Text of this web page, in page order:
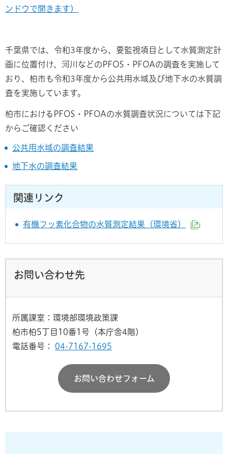
ンドウで開きます）
千葉県では、令和3年度から、要監視項目として水質測定計
画に位置付け、河川などのPFOS・PFOAの調査を実施して
おり、柏市も令和3年度から公共用水域及び地下水の水質調
査を実施しています。
柏市におけるPFOS・PFOAの水質調査状況については下記
からご確認ください
公共用水域の調査結果
地下水の調査結果
関連リンク
有機フッ素化合物の水質測定結果（環境省）
お問い合わせ先
所属課室：環境部環境政策課
柏市柏5丁目10番1号（本庁舎4階）
電話番号：
04-7167-1695
お問い合わせフォーム